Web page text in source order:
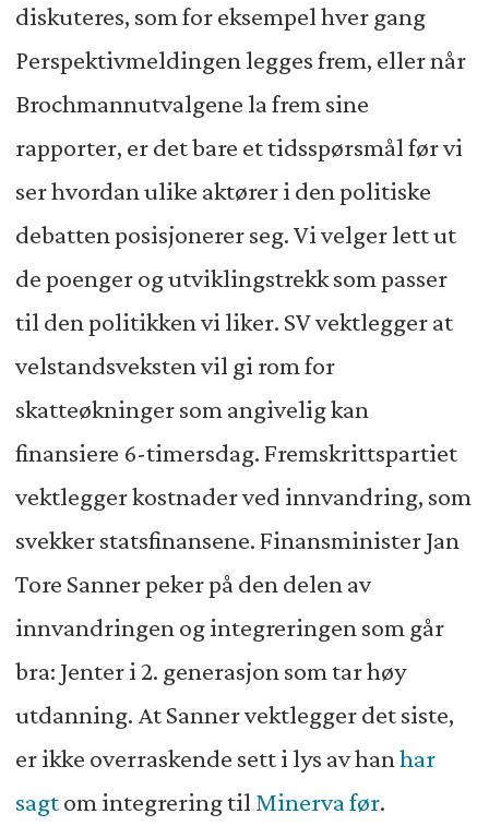
diskuteres, som for eksempel hver gang
Perspektivmeldingen legges frem, eller når
Brochmannutvalgene la frem sine
rapporter, er det bare et tidsspørsmål før vi
ser hvordan ulike aktører i den politiske
debatten posisjonerer seg. Vi velger lett ut
de poenger og utviklingstrekk som passer
til den politikken vi liker. SV vektlegger at
velstandsveksten vil gi rom for
skatteøkninger som angivelig kan
finansiere 6-timersdag. Fremskrittspartiet
vektlegger kostnader ved innvandring, som
svekker statsfinansene. Finansminister Jan
Tore Sanner peker på den delen av
innvandringen og integreringen som går
bra: Jenter i 2. generasjon som tar høy
utdanning. At Sanner vektlegger det siste,
er ikke overraskende sett i lys av hanhar
sagtom integrering til Minerva før.